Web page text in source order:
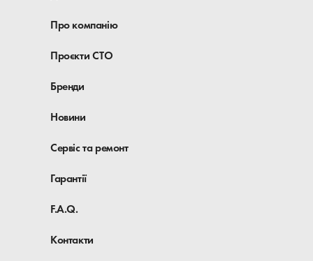
Про компанію
Проєкти СТО
Бренди
Новини
Сервіс та ремонт
Гарантії
F.A.Q.
Контакти